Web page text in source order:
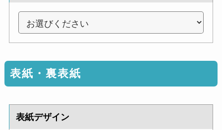
表紙・裏表紙
表紙デザイン